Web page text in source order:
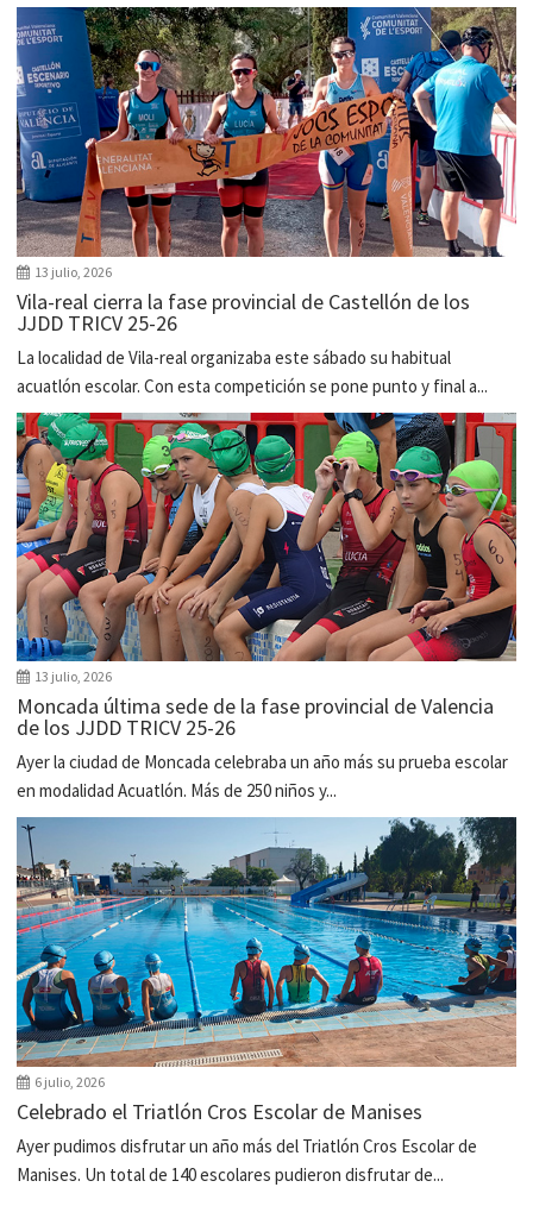
13 julio, 2026
Vila-real cierra la fase provincial de Castellón de los
JJDD TRICV 25-26
La localidad de Vila-real organizaba este sábado su habitual
acuatlón escolar. Con esta competición se pone punto y final a...
13 julio, 2026
Moncada última sede de la fase provincial de Valencia
de los JJDD TRICV 25-26
Ayer la ciudad de Moncada celebraba un año más su prueba escolar
en modalidad Acuatlón. Más de 250 niños y...
6 julio, 2026
Celebrado el Triatlón Cros Escolar de Manises
Ayer pudimos disfrutar un año más del Triatlón Cros Escolar de
Manises. Un total de 140 escolares pudieron disfrutar de...